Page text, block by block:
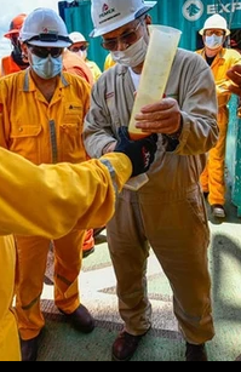
Hipólito Gerard Rivero
Mena Ricardo
Tijuana
francés